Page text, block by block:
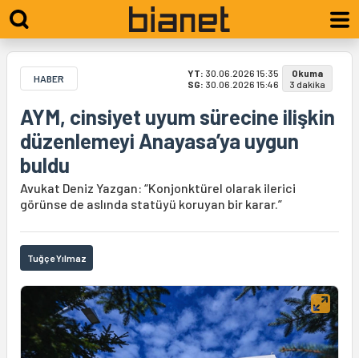
HABER YT: 30.06.2026 15:35
SG: 30.06.2026 15:46
Okuma
3 dakika
AYM, cinsiyet uyum sürecine ilişkin
düzenlemeyi Anayasa’ya uygun
buldu
Avukat Deniz Yazgan: “Konjonktürel olarak ilerici
görünse de aslında statüyü koruyan bir karar.”
Tuğçe Yılmaz